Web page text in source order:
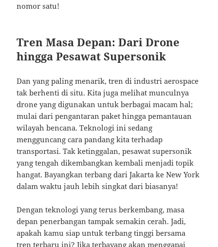
nomor satu!
Tren Masa Depan: Dari Drone
hingga Pesawat Supersonik
Dan yang paling menarik, tren di industri aerospace
tak berhenti di situ. Kita juga melihat munculnya
drone yang digunakan untuk berbagai macam hal;
mulai dari pengantaran paket hingga pemantauan
wilayah bencana. Teknologi ini sedang
mengguncang cara pandang kita terhadap
transportasi. Tak ketinggalan, pesawat supersonik
yang tengah dikembangkan kembali menjadi topik
hangat. Bayangkan terbang dari Jakarta ke New York
dalam waktu jauh lebih singkat dari biasanya!
Dengan teknologi yang terus berkembang, masa
depan penerbangan tampak semakin cerah. Jadi,
apakah kamu siap untuk terbang tinggi bersama
tren terbaru ini? Jika terbayang akan menggapai